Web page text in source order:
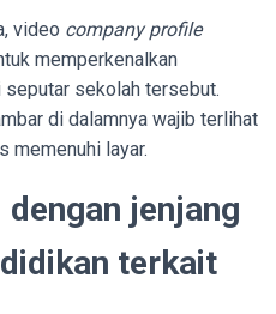
video company profile
memperkenalkan
sekolah tersebut.
di dalamnya wajib terlihat
memenuhi layar.
jenjang
terkait